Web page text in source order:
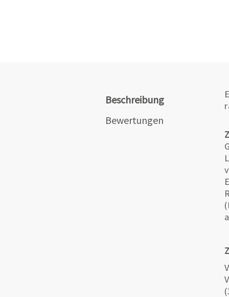
Beschreibung
Bewertungen